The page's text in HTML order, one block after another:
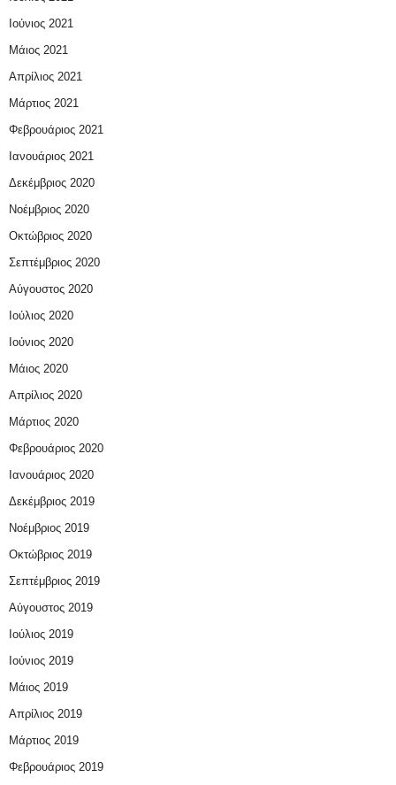
Ιούνιος 2021
Μάιος 2021
Απρίλιος 2021
Μάρτιος 2021
Φεβρουάριος 2021
Ιανουάριος 2021
Δεκέμβριος 2020
Νοέμβριος 2020
Οκτώβριος 2020
Σεπτέμβριος 2020
Αύγουστος 2020
Ιούλιος 2020
Ιούνιος 2020
Μάιος 2020
Απρίλιος 2020
Μάρτιος 2020
Φεβρουάριος 2020
Ιανουάριος 2020
Δεκέμβριος 2019
Νοέμβριος 2019
Οκτώβριος 2019
Σεπτέμβριος 2019
Αύγουστος 2019
Ιούλιος 2019
Ιούνιος 2019
Μάιος 2019
Απρίλιος 2019
Μάρτιος 2019
Φεβρουάριος 2019